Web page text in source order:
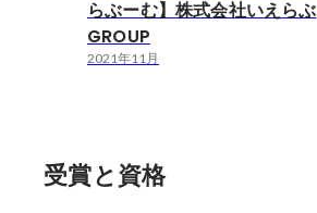
らぶーむ】株式会社いえらぶ
GROUP
2021年11月
受賞と資格